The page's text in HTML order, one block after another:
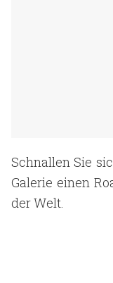
Schnallen Sie
Galerie einen
der Welt.